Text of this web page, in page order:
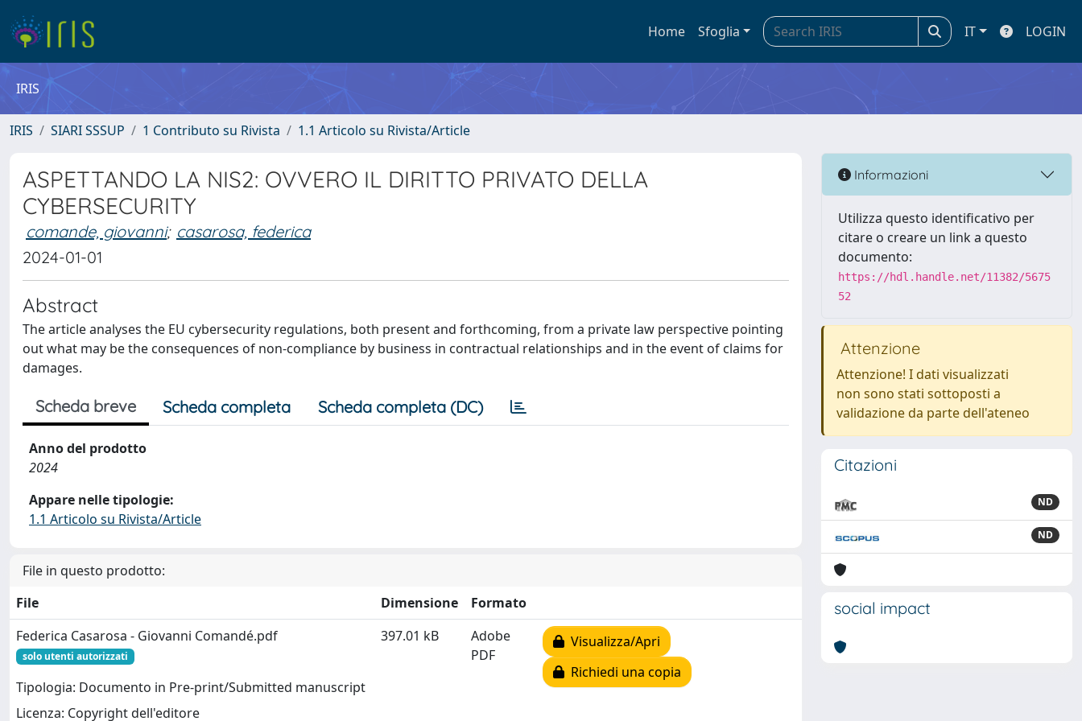
Home Sfoglia IT LOGIN
IRIS
IRIS SIARI SSSUP 1 Contributo su Rivista 1.1 Articolo su Rivista/Article
ASPETTANDO LA NIS2: OVVERO IL DIRITTO PRIVATO DELLA
CYBERSECURITY
comande, giovanni; casarosa, federica
2024-01-01
Abstract
The article analyses the EU cybersecurity regulations, both present and forthcoming, from a private law perspective pointing
out what may be the consequences of non-compliance by business in contractual relationships and in the event of claims for
damages.
Scheda breve Scheda completa Scheda completa (DC)
Anno del prodotto
2024
Appare nelle tipologie:
1.1 Articolo su Rivista/Article
File in questo prodotto:
File
Dimensione
Formato
Federica Casarosa - Giovanni Comandé.pdf
solo utenti autorizzati
Tipologia: Documento in Pre-print/Submitted manuscript
Licenza: Copyright dell'editore
397.01 kB
Adobe
PDF
Visualizza/Apri
Richiedi una copia
Informazioni
Utilizza questo identificativo per
citare o creare un link a questo
documento:
https://hdl.handle.net/11382/5675
52
Attenzione
Attenzione! I dati visualizzati
non sono stati sottoposti a
validazione da parte dell'ateneo
Citazioni
ND
ND
social impact